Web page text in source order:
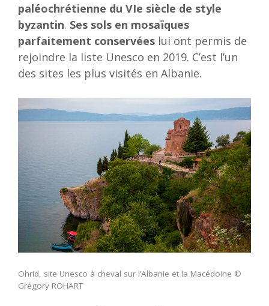
paléochrétienne du VIe siècle de style
byzantin. Ses sols en mosaïques
parfaitement conservées lui ont permis de
rejoindre la liste Unesco en 2019. C’est l’un
des sites les plus visités en Albanie.
Ohrid, site Unesco à cheval sur l’Albanie et la Macédoine ©
Grégory ROHART